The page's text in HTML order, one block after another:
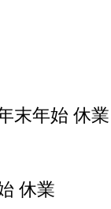
末年始 休業
休業